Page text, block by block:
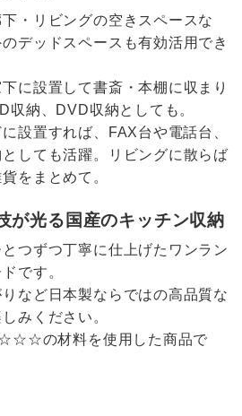
・リビングの空きスペースな
デッドスペースも有効活用でき
に設置して書斎・本棚に収まり
収納、DVD収納としても。
設置すれば、FAX台や電話台、
しても活躍。リビングに散らば
をまとめて。
が光る国産のキッチン収納
つずつ丁寧に仕上げたワンラン
です。
など日本製ならではの高品質な
みください。
の材料を使用した商品で